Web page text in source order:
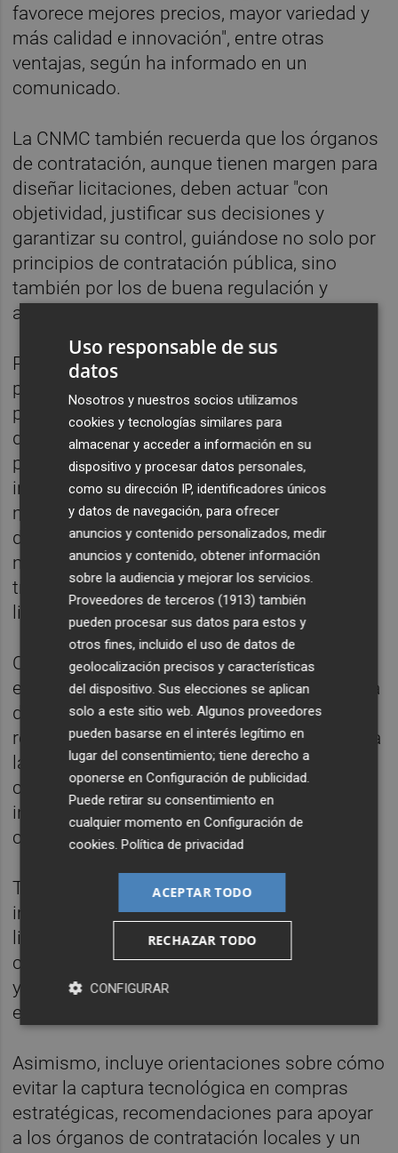
favorece mejores precios, mayor variedad y
más calidad e innovación", entre otras
ventajas, según ha informado en un
comunicado.
La CNMC también recuerda que los órganos
de contratación, aunque tienen margen para
diseñar licitaciones, deben actuar "con
objetividad, justificar sus decisiones y
garantizar su control, guiándose no solo por
principios de contratación pública, sino
también por los de buena regulación y
administración".
Por ello, la nueva guía ofrece pautas
prácticas a los entes públicos, desde los
primeros pasos de la licitación hasta el
diseño de los pliegos y aporta herramientas
para la fase preparatoria de los expedientes,
incluyendo la realización de estudios de
mercado, el uso de inteligencia artificial y el
desarrollo de consultas preliminares de
mercado con las máximas garantías de
transparencia y respecto del principio de
libre competencia.
Ofrece recomendaciones sobre elementos
esenciales del diseño de los pliegos como la
definición del objeto centrada en los
resultados, la división en lotes que favorezca
la participación o la introducción de
cláusulas sociales, medioambientales y de
innovación de forma coherente con la
competencia.
También contiene pautas específicas para
impulsar la participación de pymes en las
licitaciones, como ampliar la difusión de las
convocatorias, dividir en lotes heterogéneos
y adaptar el diseño a sus capacidades y
especializaciones.
Asimismo, incluye orientaciones sobre cómo
evitar la captura tecnológica en compras
estratégicas, recomendaciones para apoyar
a los órganos de contratación locales y un
Uso responsable de sus
datos
Nosotros y nuestros socios utilizamos
cookies y tecnologías similares para
almacenar y acceder a información en su
dispositivo y procesar datos personales,
como su dirección IP, identificadores únicos
y datos de navegación, para ofrecer
anuncios y contenido personalizados, medir
anuncios y contenido, obtener información
sobre la audiencia y mejorar los servicios.
Proveedores de terceros (1913) también
pueden procesar sus datos para estos y
otros fines, incluido el uso de datos de
geolocalización precisos y características
del dispositivo. Sus elecciones se aplican
solo a este sitio web. Algunos proveedores
pueden basarse en el interés legítimo en
lugar del consentimiento; tiene derecho a
oponerse enConfiguración de publicidad.
Puede retirar su consentimiento en
cualquier momento enConfiguración de
cookies.Política de privacidad
ACEPTAR TODO
RECHAZAR TODO
CONFIGURAR